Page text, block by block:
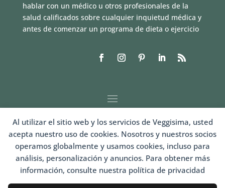
Al utilizar el sitio web y los servicios de Veggisima, usted
acepta nuestro uso de cookies. Nosotros y nuestros socios
operamos globalmente y usamos cookies, incluso para
análisis, personalización y anuncios. Para obtener más
información, consulte nuestra política de privacidad
hablar con un médico u otros profesionales de la
salud calificados sobre cualquier inquietud médica y
antes de comenzar un programa de dieta o ejercicio